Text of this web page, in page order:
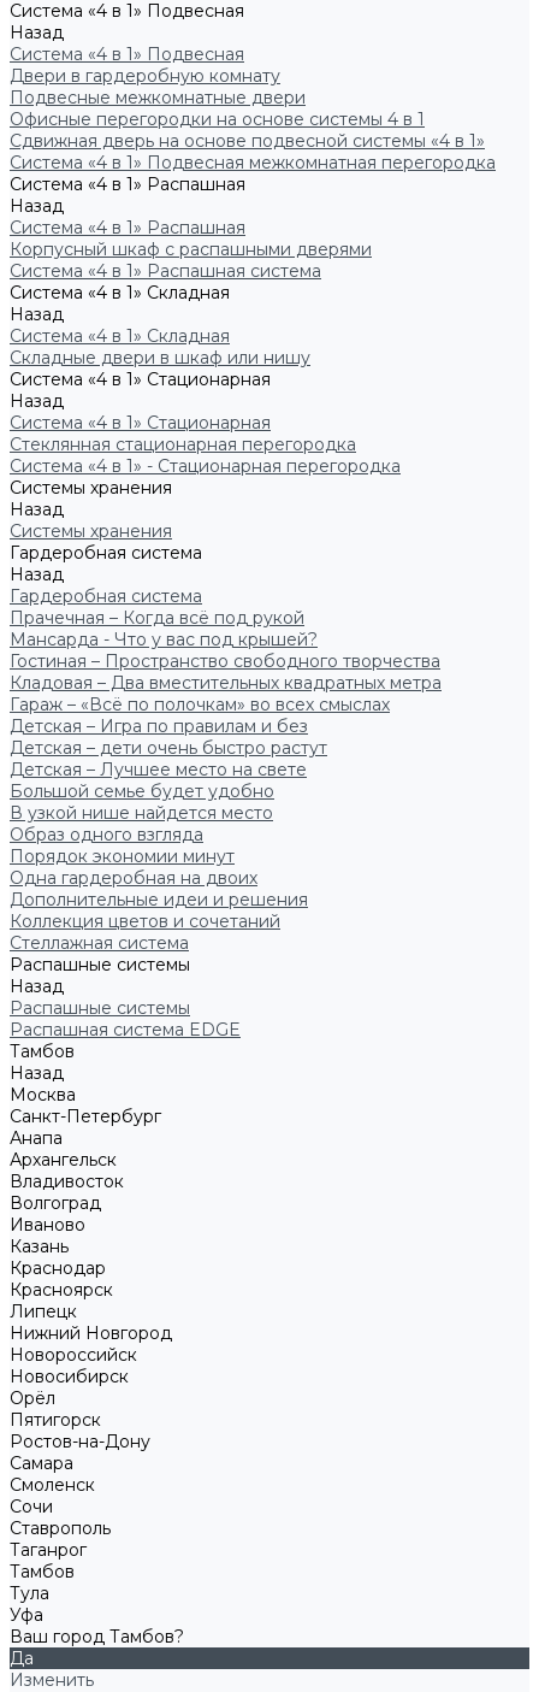
Система «4 в 1» Подвесная
Назад
Система «4 в 1» Подвесная
Двери в гардеробную комнату
Подвесные межкомнатные двери
Офисные перегородки на основе системы 4 в 1
Сдвижная дверь на основе подвесной системы «4 в 1»
Система «4 в 1» Подвесная межкомнатная перегородка
Система «4 в 1» Распашная
Назад
Система «4 в 1» Распашная
Корпусный шкаф с распашными дверями
Система «4 в 1» Распашная система
Система «4 в 1» Складная
Назад
Система «4 в 1» Складная
Складные двери в шкаф или нишу
Система «4 в 1» Стационарная
Назад
Система «4 в 1» Стационарная
Стеклянная стационарная перегородка
Система «4 в 1» - Стационарная перегородка
Системы хранения
Назад
Системы хранения
Гардеробная система
Назад
Гардеробная система
Прачечная – Когда всё под рукой
Мансарда - Что у вас под крышей?
Гостиная – Пространство свободного творчества
Кладовая – Два вместительных квадратных метра
Гараж – «Всё по полочкам» во всех смыслах
Детская – Игра по правилам и без
Детская – дети очень быстро растут
Детская – Лучшее место на свете
Большой семье будет удобно
В узкой нише найдется место
Образ одного взгляда
Порядок экономии минут
Одна гардеробная на двоих
Дополнительные идеи и решения
Коллекция цветов и сочетаний
Стеллажная система
Распашные системы
Назад
Распашные системы
Распашная система EDGE
Тамбов
Назад
Москва
Санкт-Петербург
Анапа
Архангельск
Владивосток
Волгоград
Иваново
Казань
Краснодар
Красноярск
Липецк
Нижний Новгород
Новороссийск
Новосибирск
Орёл
Пятигорск
Ростов-на-Дону
Самара
Смоленск
Сочи
Ставрополь
Таганрог
Тамбов
Тула
Уфа
Ваш город Тамбов?
Да
Изменить